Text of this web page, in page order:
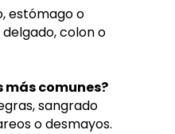
estómago o
colon o
más comunes?
sangrado
o desmayos.